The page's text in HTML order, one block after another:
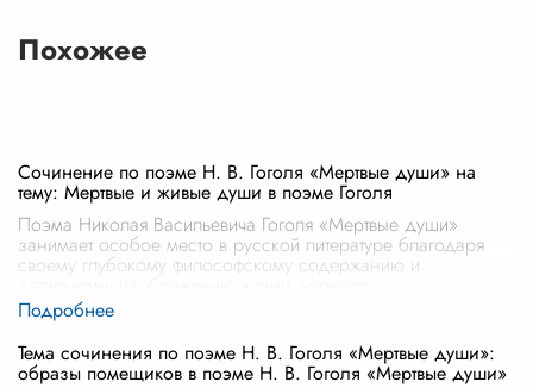
Похожее
Сочинение по поэме Н. В. Гоголя «Мертвые души» на
тему: Мертвые и живые души в поэме Гоголя
Поэма Николая Васильевича Гоголя «Мертвые души»
занимает особое место в русской литературе благодаря
своему глубокому философскому содержанию и
Тема сочинения по поэме Н. В. Гоголя «Мертвые души»:
образы помещиков в поэме Н. В. Гоголя «Мертвые души»